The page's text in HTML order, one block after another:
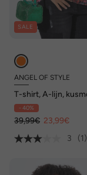
SALE
ANGEL OF STYLE
T-shirt, A-lijn,
luipaardstrepen.
- 40%
39,99€ 23,99€
3
(1)